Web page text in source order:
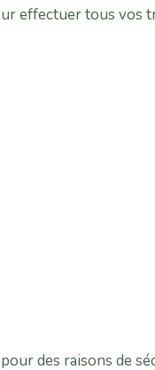
effectuer tous vos
des raisons de